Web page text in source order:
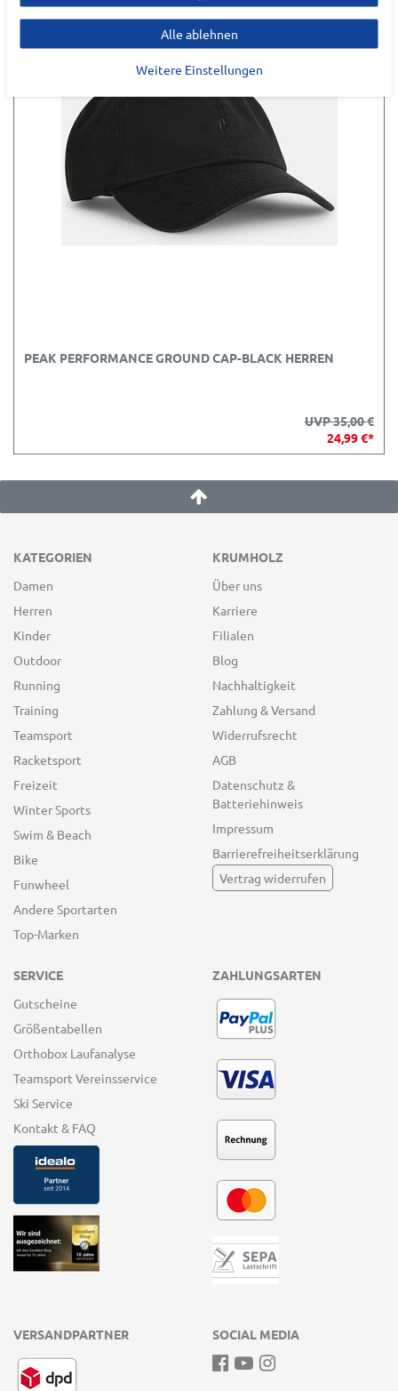
PEAK PERFORMANCE GROUND CAP-BLACK HERREN
UVP 35,00 €
24,99 €*
KATEGORIEN
Damen
Herren
Kinder
Outdoor
Running
Training
Teamsport
Racketsport
Freizeit
Winter Sports
Swim & Beach
Bike
Funwheel
Andere Sportarten
Top-Marken
KRUMHOLZ
Über uns
Karriere
Filialen
Blog
Nachhaltigkeit
Zahlung & Versand
Widerrufsrecht
AGB
Datenschutz &
Batteriehinweis
Impressum
Barrierefreiheitserklärung
Vertrag widerrufen
SERVICE
Gutscheine
Größentabellen
Orthobox Laufanalyse
Teamsport Vereinsservice
Ski Service
Kontakt & FAQ
ZAHLUNGSARTEN
VERSANDPARTNER SOCIAL MEDIA
Alle ablehnen
Weitere Einstellungen